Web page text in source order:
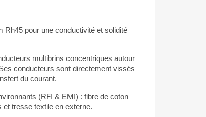
Rh45 pour une conductivité et solidité
multibrins concentriques autour
conducteurs sont directement vissés
du courant.
(RFI & EMI) : fibre de coton
et tresse textile en externe.